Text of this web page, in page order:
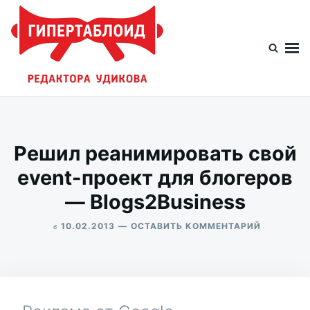
Перейти
содержимому
Искать:
Решил реанимировать свой
event-проект для блогеров
— Blogs2Business
в 10.02.2013 ОСТАВИТЬ КОММЕНТАРИЙ